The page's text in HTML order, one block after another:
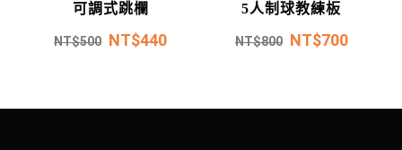
可調式跳欄
NT$500 NT$440
5人制球教練板
NT$800 NT$700